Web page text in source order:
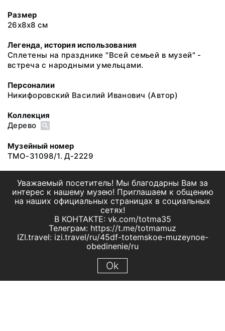
Размер
26х8х8 см
Легенда, история использования
Сплетены на празднике "Всей семьей в музей" -
встреча с народными умельцами.
Персоналии
Никифоровский Василий Иванович (Автор)
Коллекция
Дерево
Музейный номер
ТМО-31098/1. Д-2229
Уважаемый посетитель! Мы благодарны Вам за
интерес к нашему музею! Приглашаем к общению
на наших официальных страницах в социальных
сетях!
В КОНТАКТЕ: vk.com/totma35
Телеграм: https://t.me/totmamuz
IZI.travel: izi.travel/ru/45df-totemskoe-muzeynoe-
obedinenie/ru
Ok